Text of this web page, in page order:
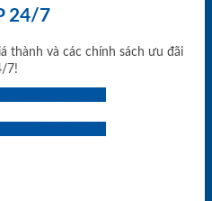
24/7
thành và các chính sách ưu đãi
7!